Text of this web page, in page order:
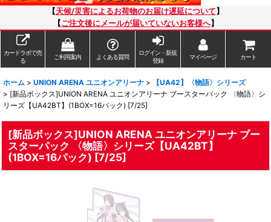
【天候/災害によるお荷物のお届け遅延について 】
【ご注文後にメールが届いていないお客様へ】
カードラボで売
る
ご利用案内 よくある質問
ログイン・新規
登録
マイページ カート
ホーム > UNION ARENA ユニオンアリーナ >
【UA42】〈物語〉シリーズ
> [新品ボックス]UNION ARENA ユニオンアリーナ ブースターパック 〈物語〉シ
リーズ【UA42BT】(1BOX=16パック) [7/25]
[新品ボックス]UNION ARENA ユニオンアリーナ ブー
スターパック 〈物語〉シリーズ【UA42BT】
(1BOX=16パック) [7/25]